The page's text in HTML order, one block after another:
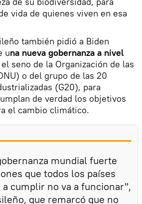
vida de quienes viven en esa
también pidió a Biden
una nueva gobernanza a nivel
seno de la Organización de las
o del grupo de las 20
(G20), para
de verdad los objetivos
el cambio climático.
mundial fuerte
que todos los países
cumplir no va a funcionar",
que remarcó que no